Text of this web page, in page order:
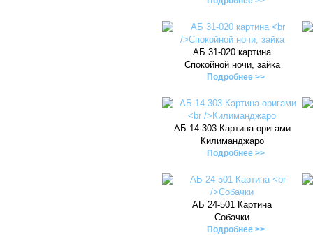
АБ 31-020 картина
Спокойной ночи, зайка
Подробнее >>
АБ 14-303 Картина-оригами
Килиманджаро
Подробнее >>
АБ 24-501 Картина
Собачки
Подробнее >>